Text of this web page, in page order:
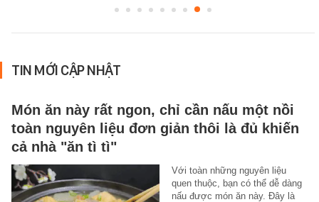
TIN MỚI CẬP NHẬT
Món ăn này rất ngon, chỉ cần nấu một nồi
toàn nguyên liệu đơn giản thôi là đủ khiến
cả nhà "ăn tì tì"
Với toàn những nguyên liệu
quen thuộc, bạn có thể dễ dàng
nấu được món ăn này. Đây là